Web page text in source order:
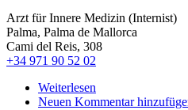
Arzt für Innere Medizin (Internist)
Palma, Palma de Mallorca
Cami del Reis, 308
+34 971 90 52 02
Weiterlesen
Dr.
Neuen Kommentar